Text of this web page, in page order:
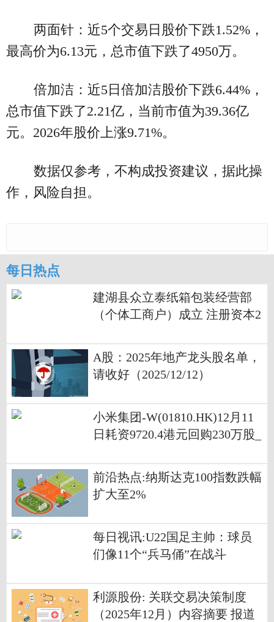
两面针：近5个交易日股价下跌1.52%，
最高价为6.13元，总市值下跌了4950万。
倍加洁：近5日倍加洁股价下跌6.44%，
总市值下跌了2.21亿，当前市值为39.36亿
元。2026年股价上涨9.71%。
数据仅参考，不构成投资建议，据此操
作，风险自担。
每日热点
建湖县众立泰纸箱包装经营部
（个体工商户）成立 注册资本2
A股：2025年地产龙头股名单，
请收好（2025/12/12）
小米集团-W(01810.HK)12月11
日耗资9720.4港元回购230万股_
前沿热点:纳斯达克100指数跌幅
扩大至2%
每日视讯:U22国足主帅：球员
们像11个“兵马俑”在战斗
利源股份: 关联交易决策制度
（2025年12月）内容摘要 报道